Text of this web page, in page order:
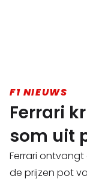
F1 NIEUWS
Ferrari
som uit
Ferrari ontvangt
de prijzen pot